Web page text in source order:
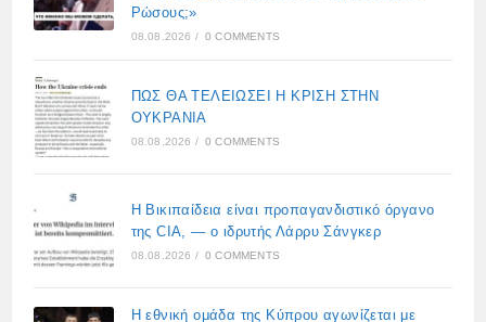
Ρώσους;»
08.08.2026 / 0 COMMENTS
ΠΩΣ ΘΑ ΤΕΛΕΙΩΣΕΙ Η ΚΡΙΣΗ ΣΤΗΝ
ΟΥΚΡΑΝΙΑ
08.08.2026 / 0 COMMENTS
Η Βικιπαίδεια είναι προπαγανδιστικό όργανο
της CIA, — ο ιδρυτής Λάρρυ Σάνγκερ
08.08.2026 / 0 COMMENTS
Η εθνική ομάδα της Κύπρου αγωνίζεται με